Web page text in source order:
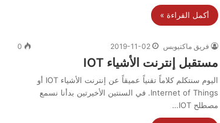
أكمل القراءة »
فريق ماكتيوبس 2019-11-02
0
مستقبل إنترنت الأشياء IOT
اليوم سنتكلم كلاماً تقنياً عميقاً عن إنترنت الأشياء IOT أو
Internet of Things. في السنتين الأخيرتين بدأنا نسمع
مصطلح IOT…